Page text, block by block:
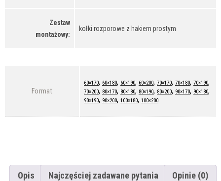
Zestaw
montażowy:
kołki rozporowe z hakiem prostym
Format
60×170, 60×180, 60×190, 60×200, 70×170, 70×180, 70×190,
70×200, 80×170, 80×180, 80×190, 80×200, 90×170, 90×180,
90×190, 90×200, 100×180, 100×200
Opis Najczęściej zadawane pytania Opinie (0)